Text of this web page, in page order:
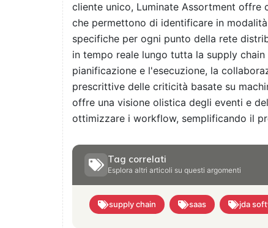
cliente unico, Luminate Assortment
che permettono di identificare in
specifiche per ogni punto della rete
in tempo reale lungo tutta la supply
pianificazione e l'esecuzione, la
prescrittive delle criticità basate su
offre una visione olistica degli eventi e
ottimizzare i workflow, semplificando il
Tag correlati
Esplora altri articoli su questi argomenti
supply chain saas jda